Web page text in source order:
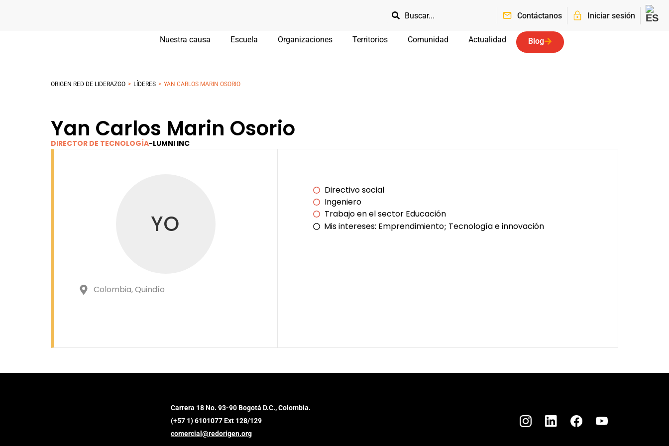
Contáctanos Iniciar sesión
Nuestra causa Escuela Organizaciones Territorios Comunidad Actualidad Blog
ORIGEN RED DE LIDERAZGO > LÍDERES > YAN CARLOS MARIN OSORIO
Yan Carlos Marin Osorio
DIRECTOR DE TECNOLOGÍA-LUMNI INC
YO
Colombia, Quindío
Directivo social
Ingeniero
Trabajo en el sector Educación
Mis intereses: Emprendimiento; Tecnología e innovación
Carrera 18 No. 93-90 Bogotá D.C., Colombia.
(+57 1) 6101077 Ext 128/129
comercial@redorigen.org